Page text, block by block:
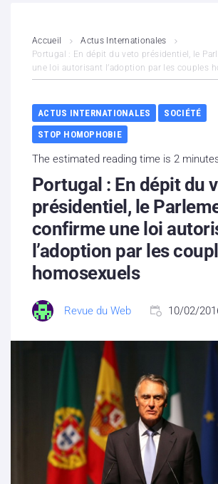
Contenus litigieux
Nous soutenir
Boutique
Partenaires
Contacts
Hébergement solidaire
Accueil
Actus Internationales
Portugal : En dépit du veto présidentiel, le
une loi autorisant l’adoption par les couples
ACTUS INTERNATIONALES
SOCIÉTÉ
STOP HOMOPHOBIE
The estimated reading time is 2
Portugal : En dépit du
présidentiel, le
confirme une loi
l’adoption par les
homosexuels
Revue du Web 10/02/